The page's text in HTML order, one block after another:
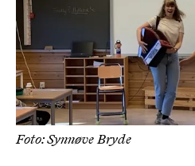
Foto: Synnøve Bryde